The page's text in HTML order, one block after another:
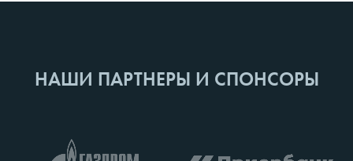
НАШИ ПАРТНЕРЫ И СПОНСОРЫ